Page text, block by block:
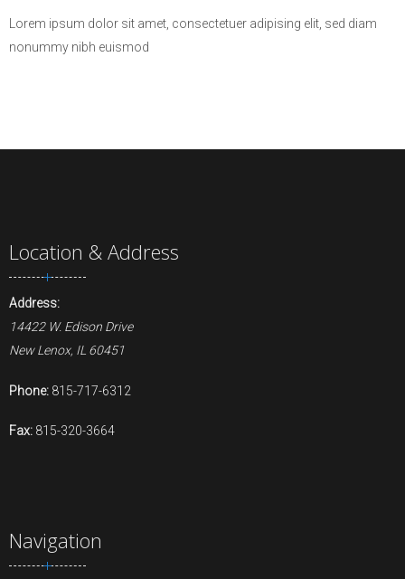
Lorem ipsum dolor sit amet, consectetuer adipising elit, sed diam
nonummy nibh euismod
Location & Address
Address:
14422 W. Edison Drive
New Lenox, IL 60451
Phone: 815-717-6312
Fax: 815-320-3664
Navigation